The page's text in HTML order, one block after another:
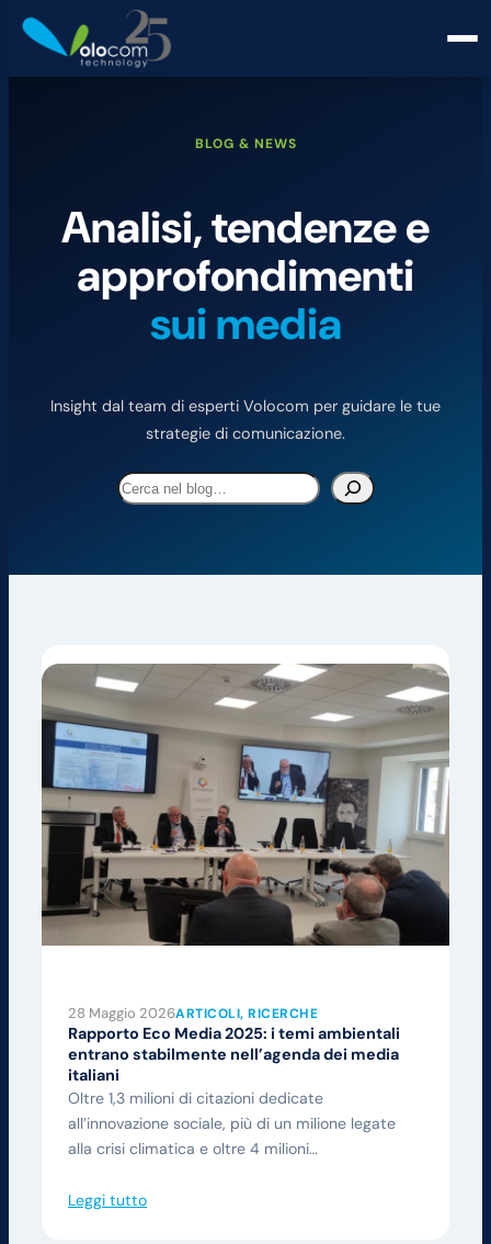
BLOG & NEWS
Analisi, tendenze e
approfondimenti
sui media
Insight dal team di esperti Volocom per guidare le tue
strategie di comunicazione.
Cerca
nel
28 Maggio 2026ARTICOLI, RICERCHE
Rapporto Eco Media 2025: i temi ambientali
entrano stabilmente nell’agenda dei media
italiani
Oltre 1,3 milioni di citazioni dedicate
all’innovazione sociale, più di un milione legate
alla crisi climatica e oltre 4 milioni…
Leggi tutto